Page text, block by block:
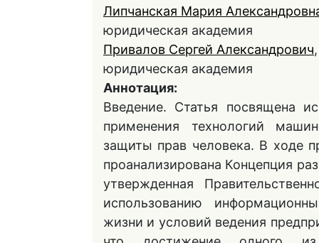
Липчанская Мария
юридическая академия
Привалов Сергей Александрович
юридическая академия
Аннотация:
Введение. Статья посвящена
применения технологий
защиты прав человека. В ходе
проанализирована Концепция
утвержденная
использованию
жизни и условий ведения